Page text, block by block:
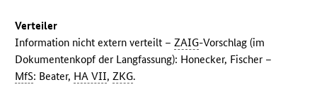
Verteiler
Information nicht extern verteilt –ZAIG-Vorschlag (im
Dokumentenkopf der Langfassung): Honecker, Fischer –
MfS: Beater, HA VII,ZKG.